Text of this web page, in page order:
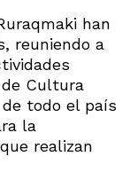
han
reuniendo a
Cultura
todo el país
la
realizan